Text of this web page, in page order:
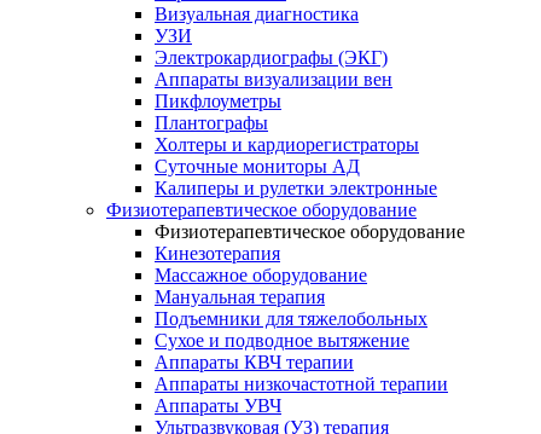
Визуальная диагностика
УЗИ
Электрокардиографы (ЭКГ)
Аппараты визуализации вен
Пикфлоуметры
Плантографы
Холтеры и кардиорегистраторы
Суточные мониторы АД
Калиперы и рулетки электронные
Физиотерапевтическое оборудование
Физиотерапевтическое оборудование
Кинезотерапия
Массажное оборудование
Мануальная терапия
Подъемники для тяжелобольных
Сухое и подводное вытяжение
Аппараты КВЧ терапии
Аппараты низкочастотной терапии
Аппараты УВЧ
Ультразвуковая (УЗ) терапия